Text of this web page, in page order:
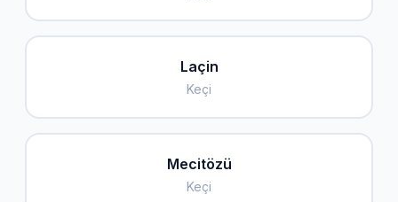
Laçin
Keçi
Mecitözü
Keçi